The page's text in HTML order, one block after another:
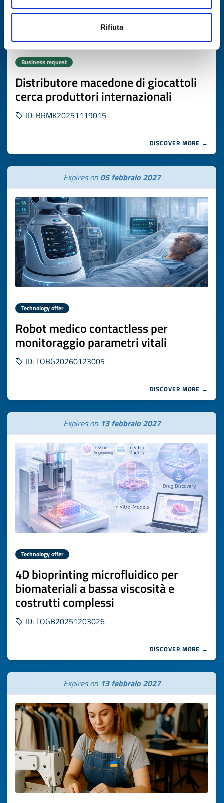
Rifiuta
Business request
Distributore macedone di giocattoli
cerca produttori internazionali
ID: BRMK20251119015
DISCOVER MORE →
Expires on 05 febbraio 2027
Technology offer
Robot medico contactless per
monitoraggio parametri vitali
ID: TOBG20260123005
DISCOVER MORE →
Expires on 13 febbraio 2027
Technology offer
4D bioprinting microfluidico per
biomateriali a bassa viscosità e
costrutti complessi
ID: TOGB20251203026
DISCOVER MORE →
Expires on 13 febbraio 2027